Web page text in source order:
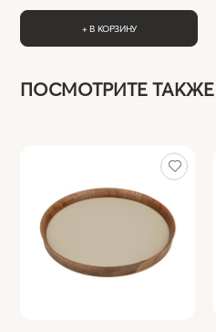
+ В КОРЗИНУ
ПОСМОТРИТЕ ТАКЖЕ